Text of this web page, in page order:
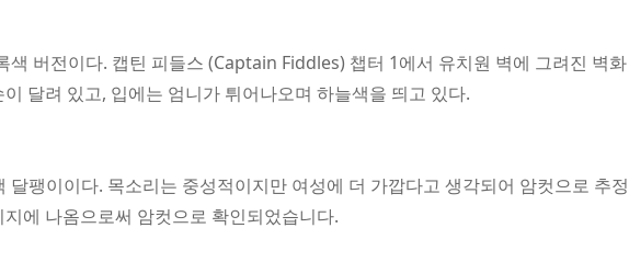
색 버전이다. 캡틴 피들스 (Captain Fiddles) 챕터 1에서 유치원 벽에 그려진 벽화
달려 있고, 입에는 엄니가 튀어나오며 하늘색을 띄고 있다.
달팽이이다. 목소리는 중성적이지만 여성에 더 가깝다고 생각되어 암컷으로 추정
에 나옴으로써 암컷으로 확인되었습니다.